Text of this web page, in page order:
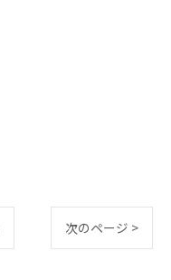
次のページ >